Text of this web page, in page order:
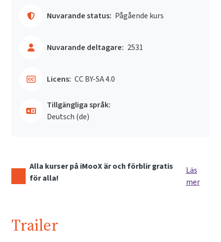
Nuvarande status: Pågående kurs
Nuvarande deltagare: 2531
Licens: CC BY-SA 4.0
Tillgängliga språk:
Deutsch ‎(de)‎
Alla kurser på iMooX är och förblir gratis
för alla!
Läs
mer
Trailer